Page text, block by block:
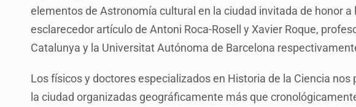
elementos de Astronomía cultural en la ciudad invitada de honor a
esclarecedor artículo de Antoni Roca-Rosell y Xavier Roque,
Catalunya y la Universitat Autónoma de Barcelona
Los físicos y doctores especializados en Historia de la Ciencia
la ciudad organizadas geográficamente más que